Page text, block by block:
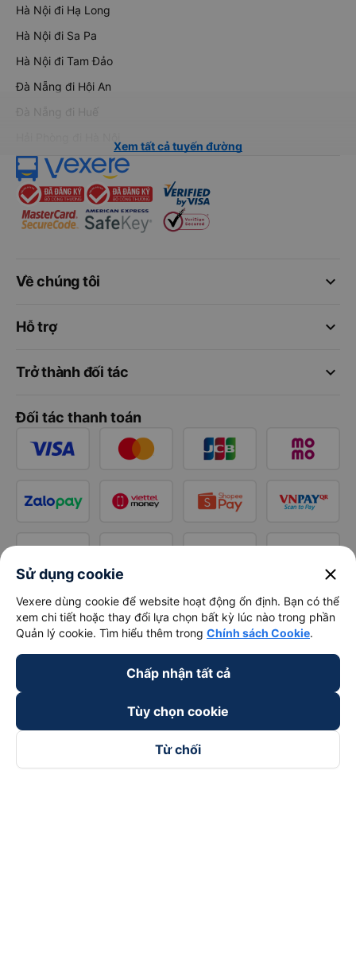
Hà Nội đi Hạ Long
Hà Nội đi Sa Pa
Hà Nội đi Tam Đảo
Đà Nẵng đi Hội An
Đà Nẵng đi Huế
Xem tất cả tuyến đường
keyboard_arrow_down
Về chúng tôi
keyboard_arrow_down
Hỗ trợ
keyboard_arrow_down
Trở thành đối tác
Đối tác thanh toán
Sử dụng cookie close
Vexere dùng cookie để website hoạt động ổn định. Bạn có thể
xem chi tiết hoặc thay đổi lựa chọn bất kỳ lúc nào trong phần
Quản lý cookie. Tìm hiểu thêm trong Chính sách Cookie.
Chấp nhận tất cả
Tùy chọn cookie
Từ chối